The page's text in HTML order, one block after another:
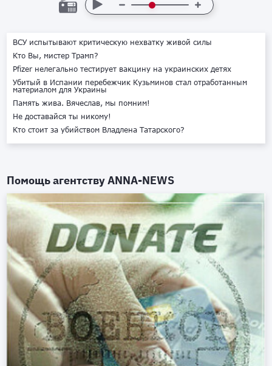
ВСУ испытывают критическую нехватку живой силы
Кто Вы, мистер Трамп?
Pfizer нелегально тестирует вакцину на украинских детях
Убитый в Испании перебежчик Кузьминов стал отработанным
материалом для Украины
Память жива. Вячеслав, мы помним!
Не доставайся ты никому!
Кто стоит за убийством Владлена Татарского?
Помощь агентствуANNA-NEWS